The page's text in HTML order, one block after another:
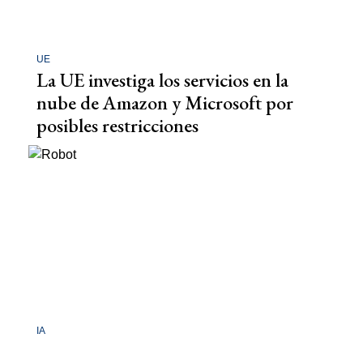
UE
La UE investiga los servicios en la
nube de Amazon y Microsoft por
posibles restricciones
IA